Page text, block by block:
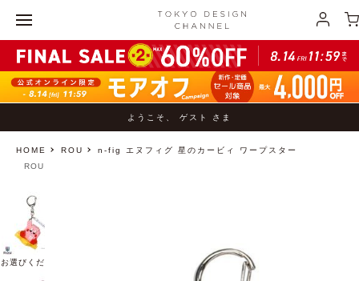
ようこそ、 ゲスト さま
HOME ROU n-fig エヌフィグ 星のカービィ ワープスター
お選びください
ROU